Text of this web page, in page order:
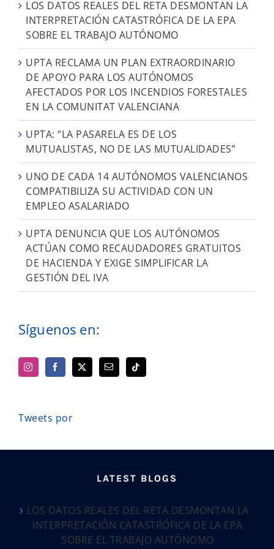
LOS DATOS REALES DEL RETA DESMONTAN LA
INTERPRETACIÓN CATASTRÓFICA DE LA EPA
SOBRE EL TRABAJO AUTÓNOMO
UPTA RECLAMA UN PLAN EXTRAORDINARIO
DE APOYO PARA LOS AUTÓNOMOS
AFECTADOS POR LOS INCENDIOS FORESTALES
EN LA COMUNITAT VALENCIANA
UPTA: “LA PASARELA ES DE LOS
MUTUALISTAS, NO DE LAS MUTUALIDADES”
UNO DE CADA 14 AUTÓNOMOS VALENCIANOS
COMPATIBILIZA SU ACTIVIDAD CON UN
EMPLEO ASALARIADO
UPTA DENUNCIA QUE LOS AUTÓNOMOS
ACTÚAN COMO RECAUDADORES GRATUITOS
DE HACIENDA Y EXIGE SIMPLIFICAR LA
GESTIÓN DEL IVA
Síguenos en:
Tweets por
LATEST BLOGS
LOS DATOS REALES DEL RETA DESMONTAN LA
INTERPRETACIÓN CATASTRÓFICA DE LA EPA
SOBRE EL TRABAJO AUTÓNOMO